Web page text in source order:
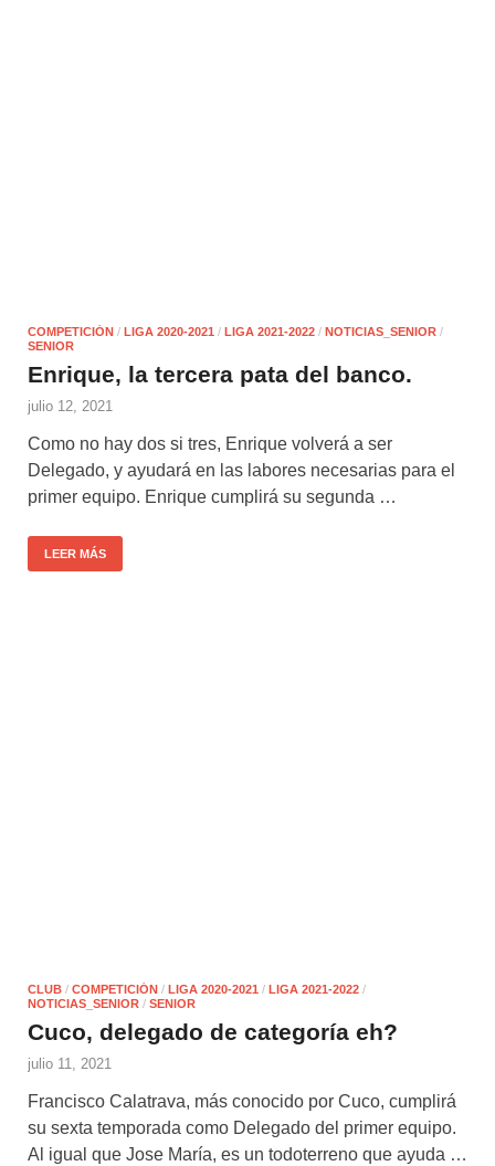
COMPETICIÓN / LIGA 2020-2021 / LIGA 2021-2022 / NOTICIAS_SENIOR /
SENIOR
Enrique, la tercera pata del banco.
julio 12, 2021
Como no hay dos si tres, Enrique volverá a ser
Delegado, y ayudará en las labores necesarias para el
primer equipo. Enrique cumplirá su segunda …
LEER MÁS
CLUB / COMPETICIÓN / LIGA 2020-2021 / LIGA 2021-2022 /
NOTICIAS_SENIOR / SENIOR
Cuco, delegado de categoría eh?
julio 11, 2021
Francisco Calatrava, más conocido por Cuco, cumplirá
su sexta temporada como Delegado del primer equipo.
Al igual que Jose María, es un todoterreno que ayuda …